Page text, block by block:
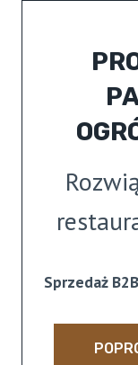
Sprzedaż B2B